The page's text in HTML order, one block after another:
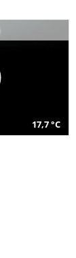
17,7 °C